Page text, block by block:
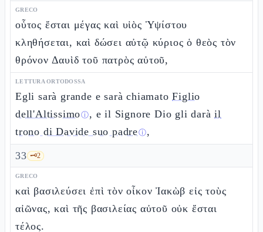
GRECO
οὗτος ἔσται μέγας καὶ υἱὸς Ὑψίστου
κληθήσεται, καὶ δώσει αὐτῷ κύριος ὁ θεὸς τὸν
θρόνον Δαυὶδ τοῦ πατρὸς αὐτοῦ,
LETTURA ORTODOSSA
Egli sarà grande e sarà chiamatoFiglio
dell'Altissimoⓘ, e il Signore Dio gli daràil
trono di Davide suo padreⓘ,
33 🗝️2
GRECO
καὶ βασιλεύσει ἐπὶ τὸν οἶκον Ἰακὼβ εἰς τοὺς
αἰῶνας, καὶ τῆς βασιλείας αὐτοῦ οὐκ ἔσται
τέλος.